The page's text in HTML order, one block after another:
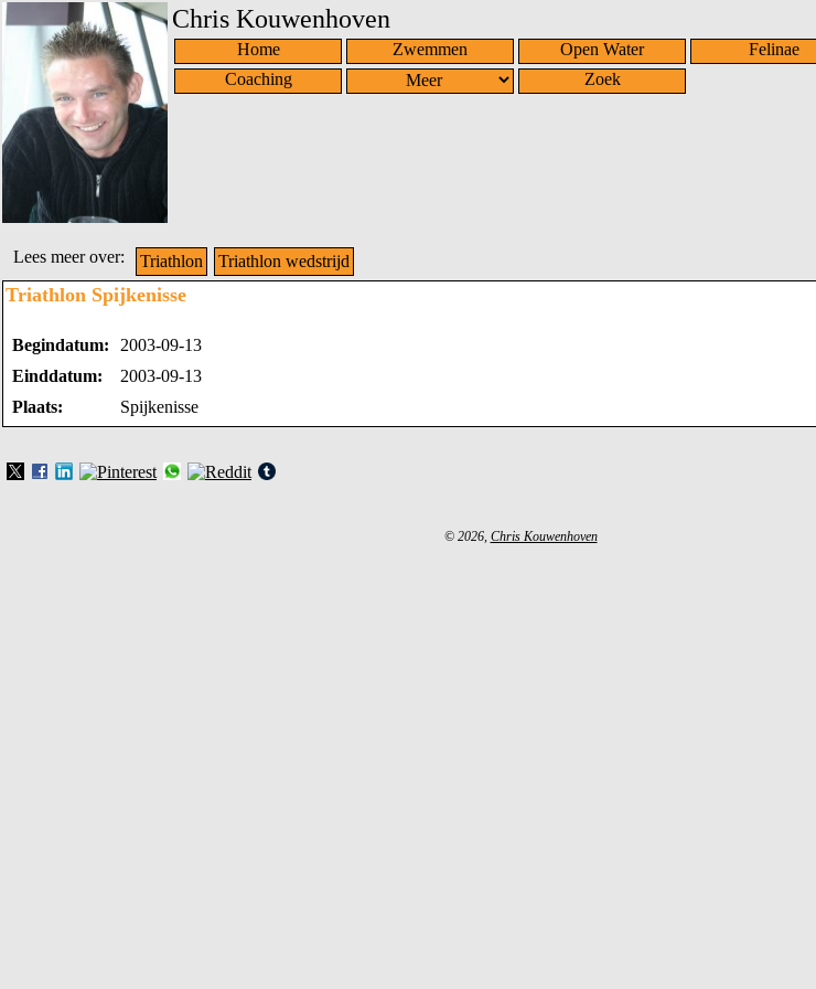
Chris Kouwenhoven
Home Zwemmen Open Water Felinae
Coaching
Zoek
Lees meer over: Triathlon Triathlon wedstrijd
Triathlon Spijkenisse
Begindatum:
2003-09-13
Einddatum:
2003-09-13
Plaats:
Spijkenisse
© 2026, Chris Kouwenhoven